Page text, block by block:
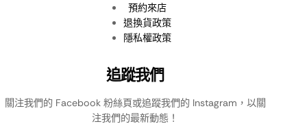
預約來店
退換貨政策
隱私權政策
追蹤我們
關注我們的 Facebook 粉絲頁或追蹤我們的 Instagram，以關
注我們的最新動態！